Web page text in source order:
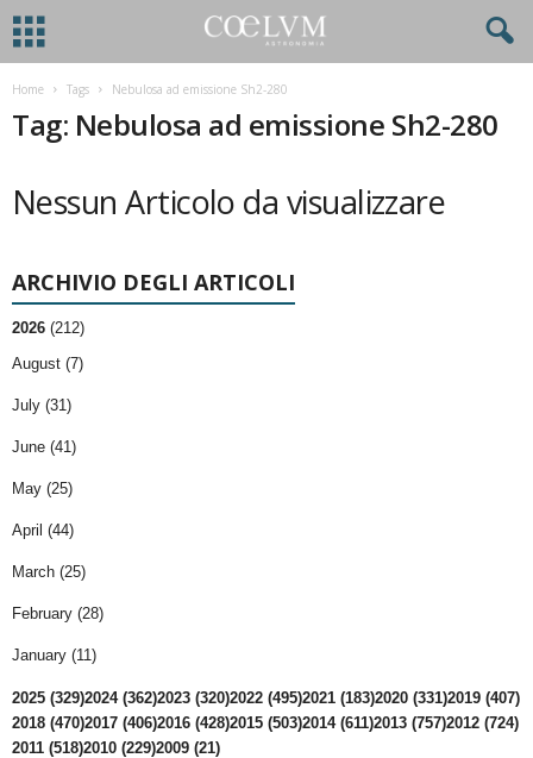
Home Tags Nebulosa ad emissione Sh2-280
Tag: Nebulosa ad emissione Sh2-280
Nessun Articolo da visualizzare
ARCHIVIO DEGLI ARTICOLI
2026 (212)
August (7)
July (31)
June (41)
May (25)
April (44)
March (25)
February (28)
January (11)
2025 (329)2024 (362)2023 (320)2022 (495)2021 (183)2020 (331)2019 (407)
2018 (470)2017 (406)2016 (428)2015 (503)2014 (611)2013 (757)2012 (724)
2011 (518)2010 (229)2009 (21)